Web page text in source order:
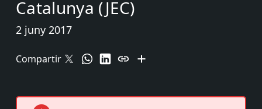
Catalunya (JEC)
2 juny 2017
Compartir